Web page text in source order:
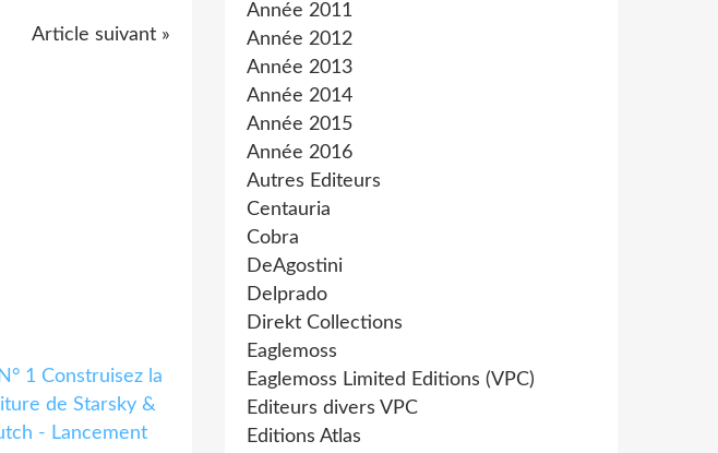
Article suivant »
Année 2011
Année 2012
Année 2013
Année 2014
Année 2015
Année 2016
Autres Editeurs
Centauria
Cobra
DeAgostini
Delprado
Direkt Collections
Eaglemoss
Eaglemoss Limited Editions (VPC)
Editeurs divers VPC
Editions Atlas